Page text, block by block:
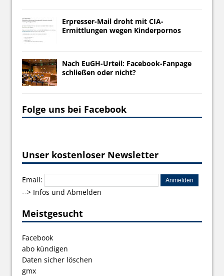
Erpresser-Mail droht mit CIA-
Ermittlungen wegen Kinderpornos
Nach EuGH-Urteil: Facebook-Fanpage
schließen oder nicht?
Folge uns bei Facebook
Unser kostenloser Newsletter
Email:
--> Infos und Abmelden
Meistgesucht
Facebook
abo kündigen
Daten sicher löschen
gmx